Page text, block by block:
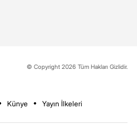
© Copyright 2026 Tüm Hakları Gizlidir.
Künye Yayın İlkeleri